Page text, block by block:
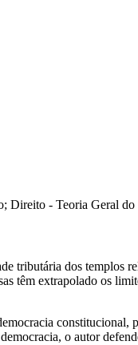
- Teoria Geral
tributária dos
têm extrapolado os
o autor